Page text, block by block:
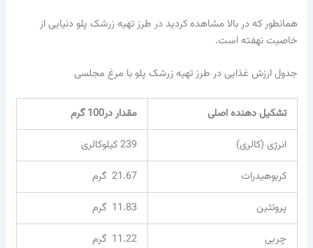
همانطور که در بالا مشاهده کردید در طرز تهیه زرشک پلو دنیایی از
خاصیت نهفته است.
جدول ارزش غذایی در طرز تهیه زرشک پلو با مرغ مجلسی
تشکیل دهنده اصلی
مقدار در100 گرم
انرژی (کالری)
239 کیلوکالری
کربوهیدرات
21.67 گرم
پروتئین
11.83 گرم
چربی
11.22 گرم